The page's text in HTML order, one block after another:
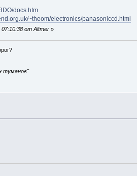
docs.htm
~theom/electronics/panasoniccd.html
от Altmer »
туманов"